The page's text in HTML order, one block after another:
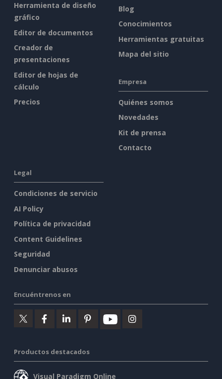
Herramienta de diseño
gráfico
Editor de documentos
Creador de
presentaciones
Editor de hojas de
cálculo
Precios
Blog
Conocimientos
Herramientas gratuitas
Mapa del sitio
Empresa
Quiénes somos
Novedades
Kit de prensa
Contacto
Legal
Condiciones de servicio
AI Policy
Política de privacidad
Content Guidelines
Seguridad
Denunciar abusos
Encuéntrenos en
Productos destacados
Visual Paradigm Online